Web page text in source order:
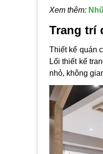
Xem thêm:
Trang trí
Thiết kế quán
Lối thiết kế
nhỏ, không